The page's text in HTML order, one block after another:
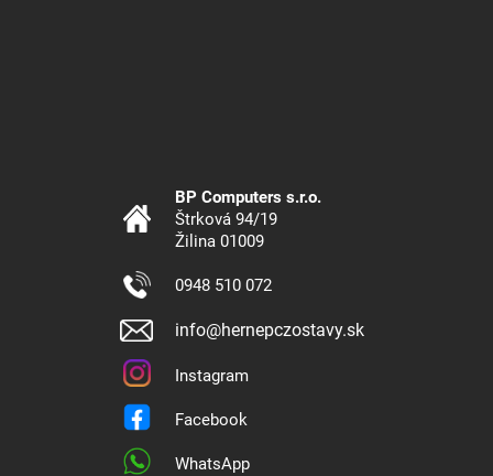
BP Computers s.r.o.
Štrková 94/19
Žilina 01009
0948 510 072
info@hernepczostavy.sk
Instagram
Facebook
WhatsApp